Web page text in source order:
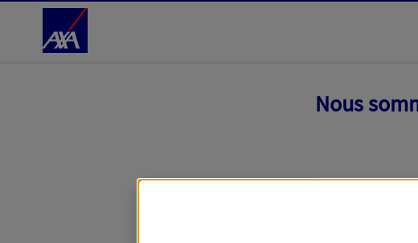
Accéder au Contenu
Nous